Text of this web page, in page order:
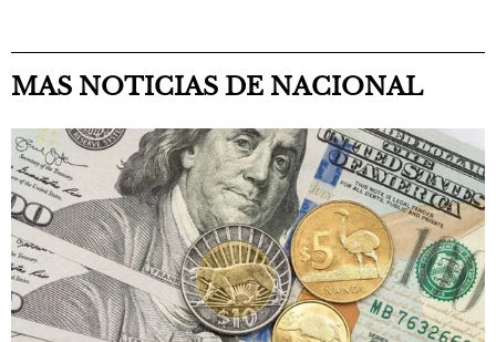
MAS NOTICIAS DE NACIONAL